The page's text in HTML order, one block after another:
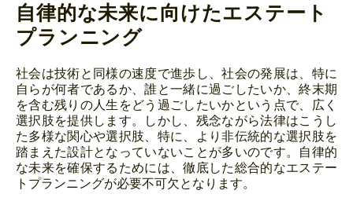
自律的な未来に向けたエステート
プランニング
社会は技術と同様の速度で進歩し、社会の発展は、特に
自らが何者であるか、誰と一緒に過ごしたいか、終末期
を含む残りの人生をどう過ごしたいかという点で、広く
選択肢を提供します。しかし、残念ながら法律はこうし
た多様な関心や選択肢、特に、より非伝統的な選択肢を
踏まえた設計となっていないことが多いのです。自律的
な未来を確保するためには、徹底した総合的なエステー
トプランニングが必要不可欠となります。